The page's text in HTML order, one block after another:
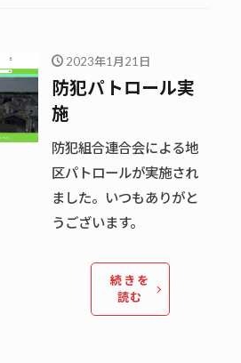
2023年1月21日
防犯パトロール実
施
防犯組合連合会による地
区パトロールが実施され
ました。いつもありがと
うございます。
続きを
読む